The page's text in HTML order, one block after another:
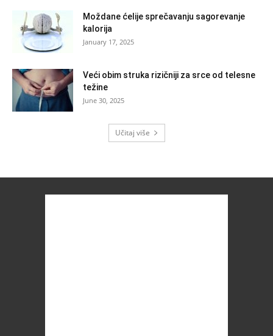
Moždane ćelije sprečavanju sagorevanje
kalorija
January 17, 2025
Veći obim struka rizičniji za srce od telesne
težine
June 30, 2025
Učitaj više